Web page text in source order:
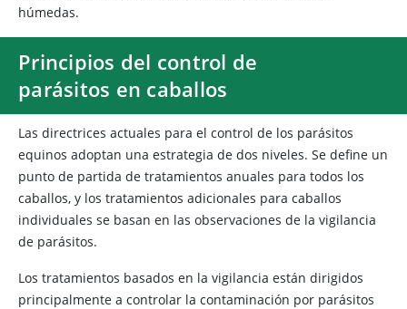
húmedas.
Principios del control de
parásitos en caballos
Las directrices actuales para el control de los parásitos
equinos adoptan una estrategia de dos niveles. Se define un
punto de partida de tratamientos anuales para todos los
caballos, y los tratamientos adicionales para caballos
individuales se basan en las observaciones de la vigilancia
de parásitos.
Los tratamientos basados en la vigilancia están dirigidos
principalmente a controlar la contaminación por parásitos